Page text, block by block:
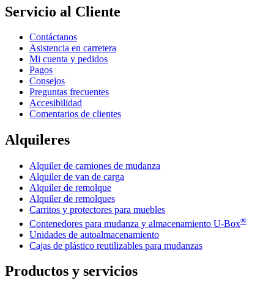
Servicio al Cliente
Contáctanos
Asistencia en carretera
Mi cuenta y pedidos
Pagos
Consejos
Preguntas frecuentes
Accesibilidad
Comentarios de clientes
Alquileres
Alquiler de camiones de mudanza
Alquiler de van de carga
Alquiler de remolque
Alquiler de remolques
Carritos y protectores para muebles
Contenedores para mudanza y almacenamiento U-Box®
Unidades de autoalmacenamiento
Cajas de plástico reutilizables para mudanzas
Productos y servicios